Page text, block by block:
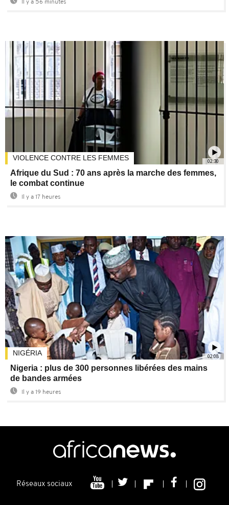
Il y a 56 minutes
02:30
VIOLENCE CONTRE LES FEMMES
Afrique du Sud : 70 ans après la marche des femmes,
le combat continue
Il y a 17 heures
02:08
NIGÉRIA
Nigeria : plus de 300 personnes libérées des mains
de bandes armées
Il y a 19 heures
Réseaux sociaux